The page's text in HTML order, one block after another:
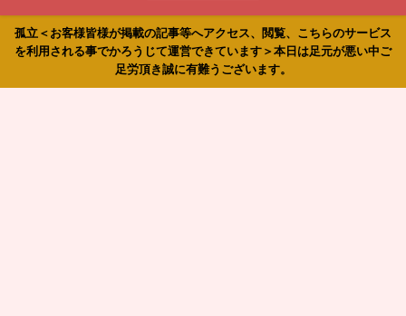
孤立＜お客様皆様が掲載の記事等へアクセス、閲覧、こちらのサービス
を利用される事でかろうじて運営できています＞本日は足元が悪い中ご
足労頂き誠に有難うございます。